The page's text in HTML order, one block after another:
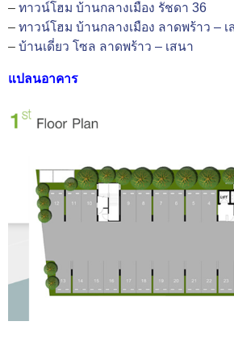
– ทาวน์โฮม บ้านกลางเมือง รัชดา 36
– ทาวน์โฮม บ้านกลางเมือง ลาดพร้าว – เ
– บ้านเดี่ยว โซล ลาดพร้าว – เสนา
แปลนอาคาร